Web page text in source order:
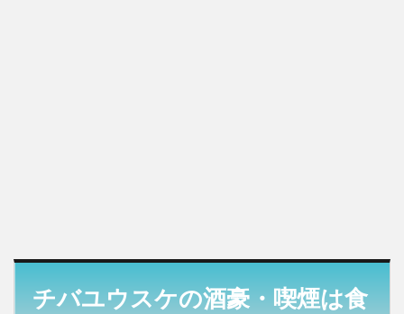
チバユウスケの酒豪・喫煙は食